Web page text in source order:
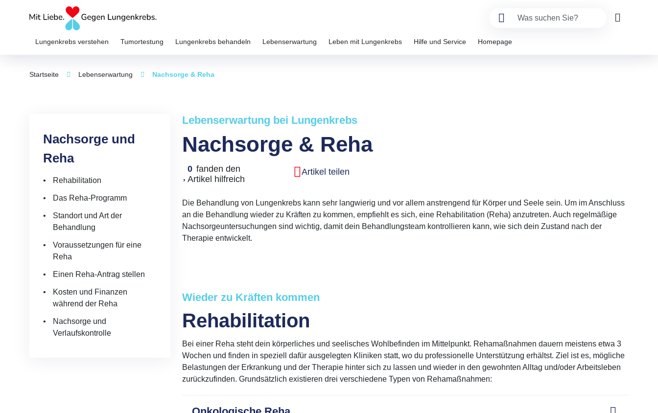
Lungenkrebs verstehen Tumortestung Lungenkrebs behandeln Lebenserwartung Leben mit Lungenkrebs Hilfe und Service Homepage
Startseite Lebenserwartung Nachsorge & Reha
Lebenserwartung bei Lungenkrebs
Nachsorge & Reha
0 fanden den
Artikel hilfreich
Artikel teilen
Die Behandlung von Lungenkrebs kann sehr langwierig und vor allem anstrengend für Körper und Seele sein. Um im Anschluss
an die Behandlung wieder zu Kräften zu kommen, empfiehlt es sich, eine Rehabilitation (Reha) anzutreten. Auch regelmäßige
Nachsorgeuntersuchungen sind wichtig, damit dein Behandlungsteam kontrollieren kann, wie sich dein Zustand nach der
Therapie entwickelt.
Wieder zu Kräften kommen
Rehabilitation
Bei einer Reha steht dein körperliches und seelisches Wohlbefinden im Mittelpunkt. Rehamaßnahmen dauern meistens etwa 3
Wochen und finden in speziell dafür ausgelegten Kliniken statt, wo du professionelle Unterstützung erhältst. Ziel ist es, mögliche
Belastungen der Erkrankung und der Therapie hinter sich zu lassen und wieder in den gewohnten Alltag und/oder Arbeitsleben
zurückzufinden. Grundsätzlich existieren drei verschiedene Typen von Rehamaßnahmen:
Nachsorge und
Reha
Rehabilitation
Das Reha-Programm
Standort und Art der
Behandlung
Voraussetzungen für eine
Reha
Einen Reha-Antrag stellen
Kosten und Finanzen
während der Reha
Nachsorge und
Verlaufskontrolle